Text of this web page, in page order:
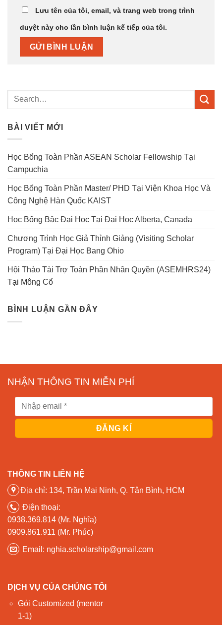
Lưu tên của tôi, email, và trang web trong trình
duyệt này cho lần bình luận kế tiếp của tôi.
BÀI VIẾT MỚI
Học Bổng Toàn Phần ASEAN Scholar Fellowship Tại
Campuchia
Học Bổng Toàn Phần Master/ PHD Tại Viện Khoa Học Và
Công Nghệ Hàn Quốc KAIST
Học Bổng Bậc Đại Học Tại Đại Học Alberta, Canada
Chương Trình Học Giả Thỉnh Giảng (Visiting Scholar
Program) Tại Đại Học Bang Ohio
Hội Thảo Tài Trợ Toàn Phần Nhân Quyền (ASEMHRS24)
Tại Mông Cổ
BÌNH LUẬN GẦN ĐÂY
NHẬN THÔNG TIN MIỄN PHÍ
THÔNG TIN LIÊN HỆ
Địa chỉ: 134, Trần Mai Ninh, Q. Tân Bình, HCM
Điện thoại:
0938.369.814 (Mr. Nghĩa)
0909.861.911 (Mr. Phúc)
Email: nghia.scholarship@gmail.com
DỊCH VỤ CỦA CHÚNG TÔI
Gói Customized (mentor
1-1)